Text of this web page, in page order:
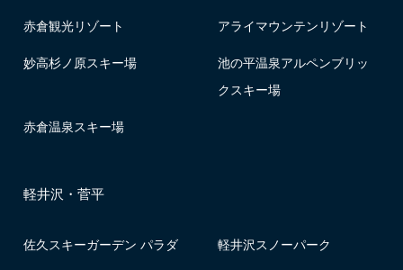
赤倉観光リゾート アライマウンテンリゾート
妙高杉ノ原スキー場
池の平温泉アルペンブリッ
クスキー場
赤倉温泉スキー場
軽井沢・菅平
佐久スキーガーデン パラダ 軽井沢スノーパーク